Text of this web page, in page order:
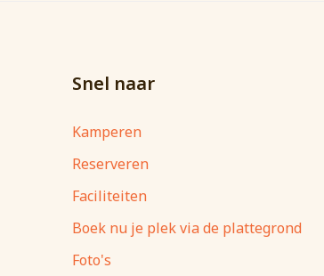
Snel naar
Kamperen
Reserveren
Faciliteiten
Boek nu je plek via de plattegrond
Foto's